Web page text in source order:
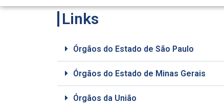
Links
Órgãos do Estado de São Paulo
Órgãos do Estado de Minas Gerais
Órgãos da União